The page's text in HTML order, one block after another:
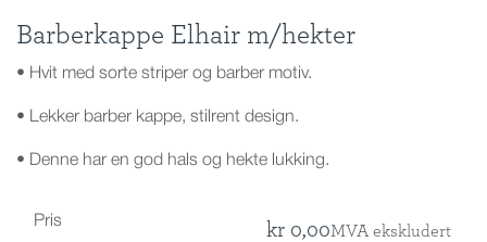
Barberkappe Elhair m/hekter
• Hvit med sorte striper og barber motiv.
• Lekker barber kappe, stilrent design.
• Denne har en god hals og hekte lukking.
Pris kr 0,00MVA ekskludert